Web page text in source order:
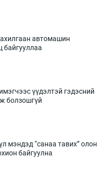
автомашин
байгууллаа
үүдэлтэй гэдэсний
болзошгүй
мэндэд “санаа тавих” олон
байгуулна